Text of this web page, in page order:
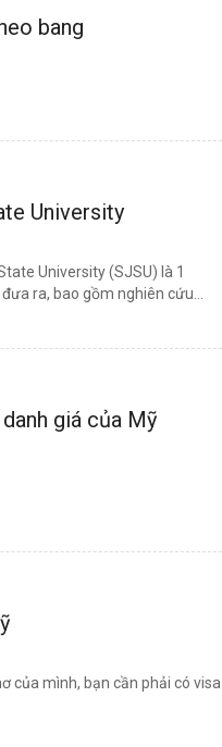
bang
University
University (SJSU) là 1
ra, bao gồm nghiên cứu...
giá của Mỹ
của mình, bạn cần phải có visa